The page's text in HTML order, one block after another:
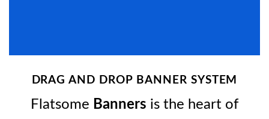
DRAG AND DROP BANNER SYSTEM
Flatsome Banners is the heart of